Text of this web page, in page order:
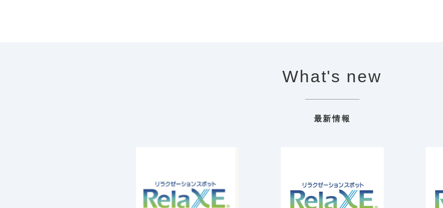
What's new
最新情報